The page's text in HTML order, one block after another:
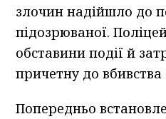
злочин надійшло до
підозрюваної.
обставини події й
причетну до вбивства
Попередньо